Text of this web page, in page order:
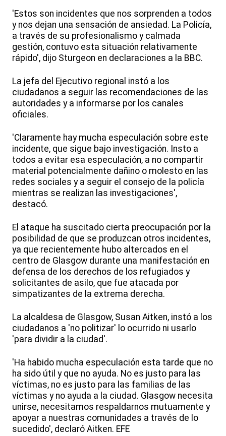
'Estos son incidentes que nos sorprenden a todos
y nos dejan una sensación de ansiedad. La Policía,
a través de su profesionalismo y calmada
gestión, contuvo esta situación relativamente
rápido', dijo Sturgeon en declaraciones a la BBC.
La jefa del Ejecutivo regional instó a los
ciudadanos a seguir las recomendaciones de las
autoridades y a informarse por los canales
oficiales.
'Claramente hay mucha especulación sobre este
incidente, que sigue bajo investigación. Insto a
todos a evitar esa especulación, a no compartir
material potencialmente dañino o molesto en las
redes sociales y a seguir el consejo de la policía
mientras se realizan las investigaciones',
destacó.
El ataque ha suscitado cierta preocupación por la
posibilidad de que se produzcan otros incidentes,
ya que recientemente hubo altercados en el
centro de Glasgow durante una manifestación en
defensa de los derechos de los refugiados y
solicitantes de asilo, que fue atacada por
simpatizantes de la extrema derecha.
La alcaldesa de Glasgow, Susan Aitken, instó a los
ciudadanos a 'no politizar' lo ocurrido ni usarlo
'para dividir a la ciudad'.
'Ha habido mucha especulación esta tarde que no
ha sido útil y que no ayuda. No es justo para las
víctimas, no es justo para las familias de las
víctimas y no ayuda a la ciudad. Glasgow necesita
unirse, necesitamos respaldarnos mutuamente y
apoyar a nuestras comunidades a través de lo
sucedido', declaró Aitken. EFE